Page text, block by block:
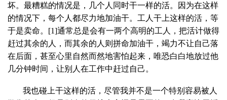
坏。最糟糕的情况是，几个人同时干一样的活。因为在这样
的情况下，每个人都尽力地加油干。工人干上这样的活，等
于是卖命。 [1]通常总是会有一两个高明的工人，把活计做得
赶过其余的人，而其余的人则拼命加油干，竭力不让自己落
在后面，甚至心里自然而然地害怕起来，唯恐白白地放过他
几分钟时间，让别人在工作中赶过自己。
我也碰上干这样的活，尽管我并不是一个特别容易被人